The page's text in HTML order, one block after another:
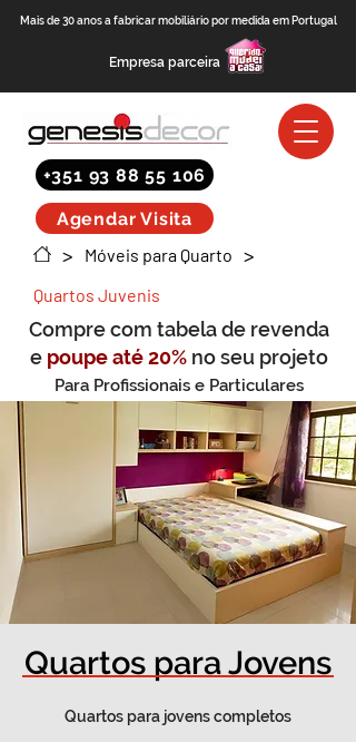
Mais de 30 anos a fabricar mobiliário por medida em Portugal
Empresa parceira
> Móveis para Quarto >
Quartos Juvenis
+351 93 88 55 106
Agendar Visita
Compre com tabela de revenda
e poupe até 20% no seu projeto
Para Profissionais e Particulares
(saber mais)
Quartos para Jovens
Quartos para jovens completos